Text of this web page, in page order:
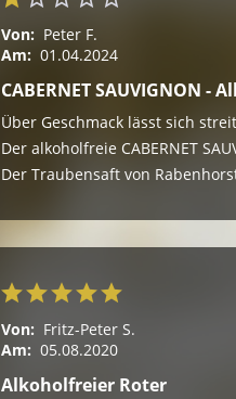
Von: Peter F.
Am: 01.04.2024
CABERNET SAUVIGNON -
Über Geschmack lässt sich
Der alkoholfreie CABERNET
Der Traubensaft von
Von: Fritz-Peter S.
Am: 05.08.2020
Alkoholfreier Roter